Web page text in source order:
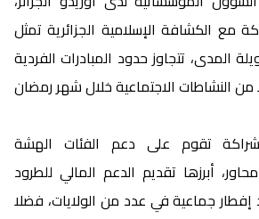
مع الكشافة الإسلامية الجزائرية تمثل
المدى، تتجاوز حدود المبادرات الفردية
من النشاطات الاجتماعية خلال شهر رمضان
تقوم على دعم الفئات الهشة
أبرزها تقديم الدعم المالي للطرود
إفطار جماعية في عدد من الولايات، فضلا